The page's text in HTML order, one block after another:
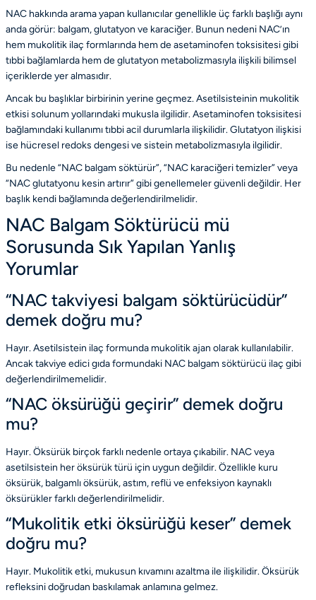
NAC hakkında arama yapan kullanıcılar genellikle üç farklı başlığı aynı
anda görür: balgam, glutatyon ve karaciğer. Bunun nedeni NAC’ın
hem mukolitik ilaç formlarında hem de asetaminofen toksisitesi gibi
tıbbi bağlamlarda hem de glutatyon metabolizmasıyla ilişkili bilimsel
içeriklerde yer almasıdır.
Ancak bu başlıklar birbirinin yerine geçmez. Asetilsisteinin mukolitik
etkisi solunum yollarındaki mukusla ilgilidir. Asetaminofen toksisitesi
bağlamındaki kullanımı tıbbi acil durumlarla ilişkilidir. Glutatyon ilişkisi
ise hücresel redoks dengesi ve sistein metabolizmasıyla ilgilidir.
Bu nedenle “NAC balgam söktürür”, “NAC karaciğeri temizler” veya
“NAC glutatyonu kesin artırır” gibi genellemeler güvenli değildir. Her
başlık kendi bağlamında değerlendirilmelidir.
NAC Balgam Söktürücü mü
Sorusunda Sık Yapılan Yanlış
Yorumlar
“NAC takviyesi balgam söktürücüdür”
demek doğru mu?
Hayır. Asetilsistein ilaç formunda mukolitik ajan olarak kullanılabilir.
Ancak takviye edici gıda formundaki NAC balgam söktürücü ilaç gibi
değerlendirilmemelidir.
“NAC öksürüğü geçirir” demek doğru
mu?
Hayır. Öksürük birçok farklı nedenle ortaya çıkabilir. NAC veya
asetilsistein her öksürük türü için uygun değildir. Özellikle kuru
öksürük, balgamlı öksürük, astım, reflü ve enfeksiyon kaynaklı
öksürükler farklı değerlendirilmelidir.
“Mukolitik etki öksürüğü keser” demek
doğru mu?
Hayır. Mukolitik etki, mukusun kıvamını azaltma ile ilişkilidir. Öksürük
refleksini doğrudan baskılamak anlamına gelmez.